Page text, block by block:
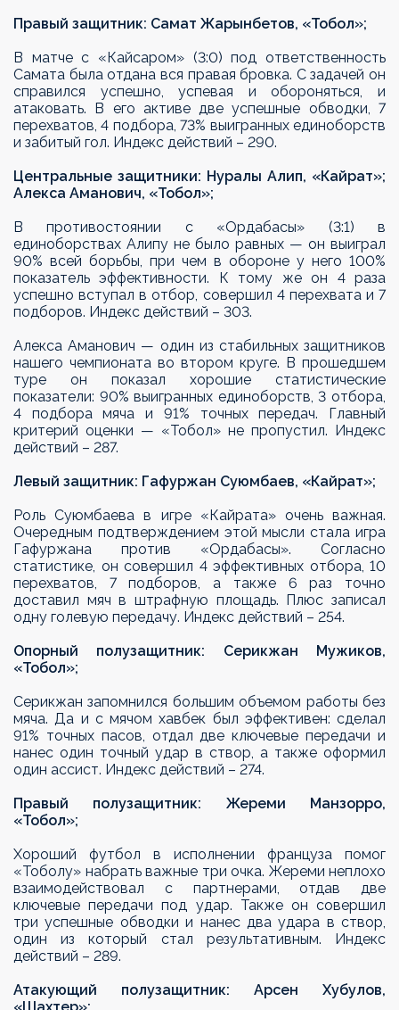
Правый защитник: Самат Жарынбетов, «Тобол»;
В матче с «Кайсаром» (3:0) под ответственность
Самата была отдана вся правая бровка. С задачей он
справился успешно, успевая и обороняться, и
атаковать. В его активе две успешные обводки, 7
перехватов, 4 подбора, 73% выигранных единоборств
и забитый гол. Индекс действий – 290.
Центральные защитники: Нуралы Алип, «Кайрат»;
Алекса Аманович, «Тобол»;
В противостоянии с «Ордабасы» (3:1) в
единоборствах Алипу не было равных — он выиграл
90% всей борьбы, при чем в обороне у него 100%
показатель эффективности. К тому же он 4 раза
успешно вступал в отбор, совершил 4 перехвата и 7
подборов. Индекс действий – 303.
Алекса Аманович — один из стабильных защитников
нашего чемпионата во втором круге. В прошедшем
туре он показал хорошие статистические
показатели: 90% выигранных единоборств, 3 отбора,
4 подбора мяча и 91% точных передач. Главный
критерий оценки — «Тобол» не пропустил. Индекс
действий – 287.
Левый защитник: Гафуржан Суюмбаев, «Кайрат»;
Роль Суюмбаева в игре «Кайрата» очень важная.
Очередным подтверждением этой мысли стала игра
Гафуржана против «Ордабасы». Согласно
статистике, он совершил 4 эффективных отбора, 10
перехватов, 7 подборов, а также 6 раз точно
доставил мяч в штрафную площадь. Плюс записал
одну голевую передачу. Индекс действий – 254.
Опорный полузащитник: Серикжан Мужиков,
«Тобол»;
Серикжан запомнился большим объемом работы без
мяча. Да и с мячом хавбек был эффективен: сделал
91% точных пасов, отдал две ключевые передачи и
нанес один точный удар в створ, а также оформил
один ассист. Индекс действий – 274.
Правый полузащитник: Жереми Манзорро,
«Тобол»;
Хороший футбол в исполнении француза помог
«Тоболу» набрать важные три очка. Жереми неплохо
взаимодействовал с партнерами, отдав две
ключевые передачи под удар. Также он совершил
три успешные обводки и нанес два удара в створ,
один из который стал результативным. Индекс
действий – 289.
Атакующий полузащитник: Арсен Хубулов,